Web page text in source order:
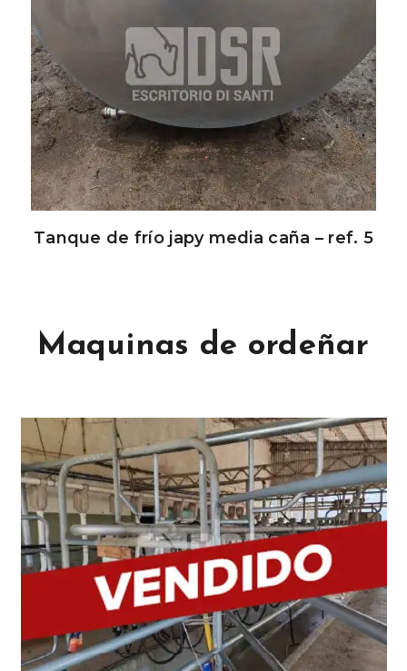
Tanque de frío japy media caña – ref. 5
Maquinas de ordeñar